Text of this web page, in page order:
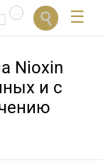
 
Nioxin
и с